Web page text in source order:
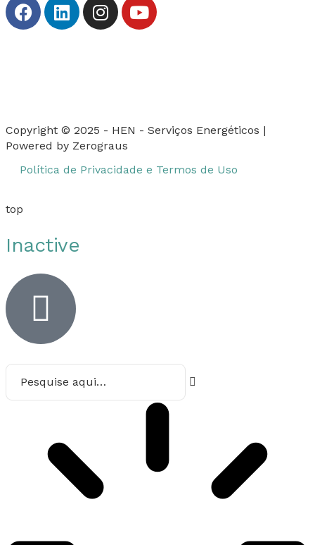
Copyright © 2025 - HEN - Serviços Energéticos |
Powered by Zerograus
Política de Privacidade e Termos de Uso
top
Inactive